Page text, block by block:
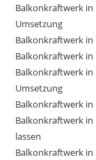
Balkonkraftwerk
Umsetzung
Balkonkraftwerk in
Balkonkraftwerk
Balkonkraftwerk in
Umsetzung
Balkonkraftwerk in
Balkonkraftwerk
lassen
Balkonkraftwerk in